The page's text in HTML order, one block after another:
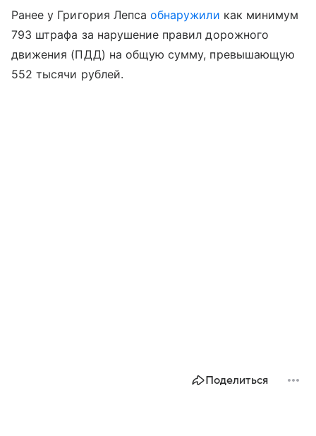
Ранее у Григория Лепсаобнаружили как минимум
793 штрафа за нарушение правил дорожного
движения (ПДД) на общую сумму, превышающую
552 тысячи рублей.
Поделиться